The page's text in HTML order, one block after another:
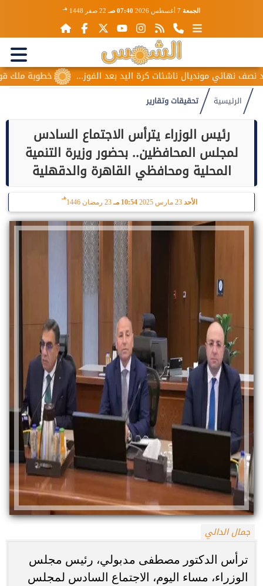
الجمعة 07:40 صـ 22 صفر 1448 هـ
خطوبة ملك قورة مونديال ناشئات كرة اليد بعد الفوز...
الرئيسية تحقيقات وتقارير
رئيس الوزراء يترأس الاجتماع السادس
لمجلس المحافظين.. بحضور وزيرة التنمية
المحلية ومحافظي القاهرة والدقهلية
الأحد 23 مارس 2025 10:54 مـ 23 رمضان 1446
هـ
جمال الدالي
ترأس الدكتور مصطفى مدبولي، رئيس مجلس
الوزراء، مساء اليوم، الاجتماع السادس لمجلس